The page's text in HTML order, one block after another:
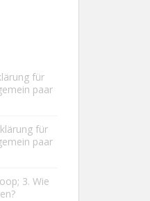
für
paar
für
paar
3. Wie